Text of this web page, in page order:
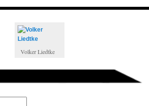
Volker Liedtke